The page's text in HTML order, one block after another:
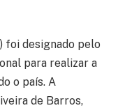
foi designado pelo
para realizar a
o país. A
de Barros,